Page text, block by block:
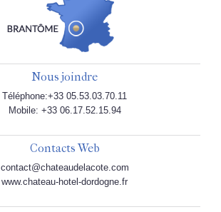
Nous joindre
Téléphone:+33 05.53.03.70.11
Mobile: +33 06.17.52.15.94
Contacts Web
contact@chateaudelacote.com
www.chateau-hotel-dordogne.fr